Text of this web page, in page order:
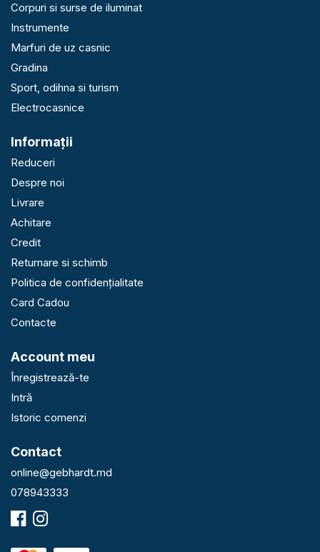
Corpuri si surse de iluminat
Instrumente
Marfuri de uz casnic
Gradina
Sport, odihna si turism
Electrocasnice
Informaţii
Reduceri
Despre noi
Livrare
Achitare
Credit
Returnare si schimb
Politica de confidențialitate
Card Cadou
Contacte
Account meu
Înregistrează-te
Intră
Istoric comenzi
Contact
online@gebhardt.md
078943333